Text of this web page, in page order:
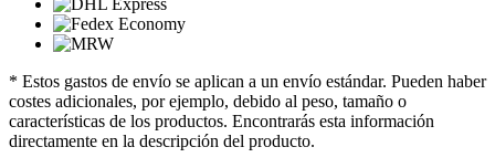
* Estos gastos de envío se aplican a un envío estándar. Pueden haber
costes adicionales, por ejemplo, debido al peso, tamaño o
características de los productos. Encontrarás esta información
directamente en la descripción del producto.